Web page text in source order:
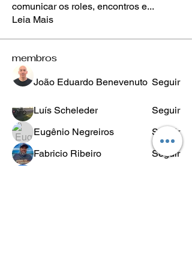
comunicar os roles, encontros e...
Leia Mais
membros
João Eduardo Benevenuto Seguir
Luís Scheleder
Seguir
Eugênio Negreiros
Seguir
Fabricio Ribeiro
Seguir